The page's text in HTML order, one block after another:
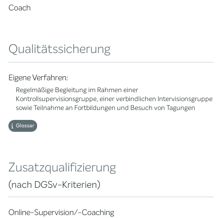
Coach
Qualitätssicherung
Eigene Verfahren:
Regelmäßige Begleitung im Rahmen einer
Kontrollsupervisionsgruppe, einer verbindlichen Intervisionsgruppe
sowie Teilnahme an Fortbildungen und Besuch von Tagungen
Glossar
Zusatzqualifizierung
(nach DGSv-Kriterien)
Online-Supervision/-Coaching